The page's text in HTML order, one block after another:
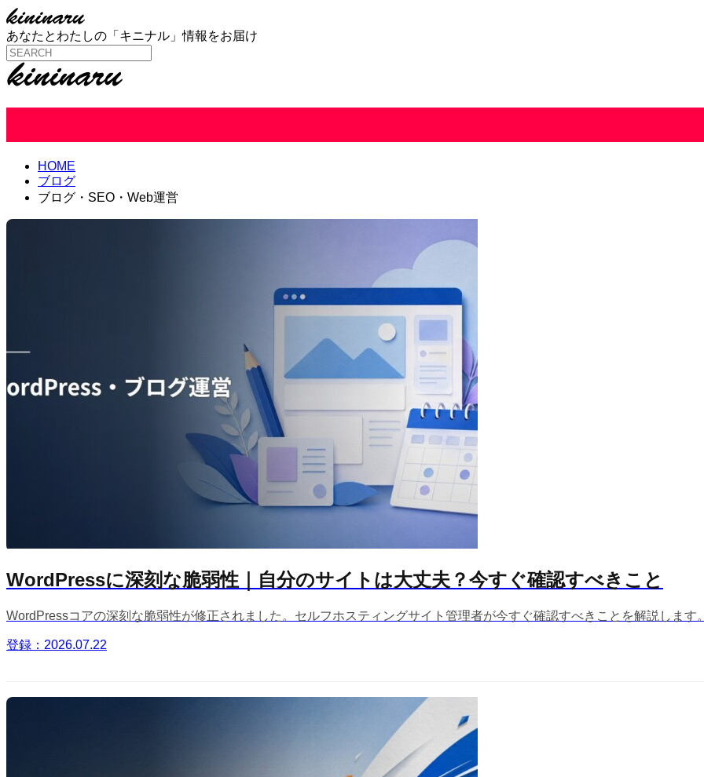
あなたとわたしの「キニナル」情報をお届け
HOME
ブログ
ブログ・SEO・Web運営
WordPressに深刻な脆弱性｜自分のサイトは大丈夫？今すぐ確認すべきこと
WordPressコアの深刻な脆弱性が修正されました。セルフホスティングサイト管理者が今すぐ確認すべきことを解説します。
登録：2026.07.22